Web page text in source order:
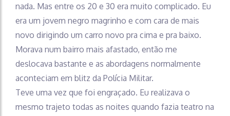
nada. Mas entre os 20 e 30 era muito complicado. Eu
era um jovem negro magrinho e com cara de mais
novo dirigindo um carro novo pra cima e pra baixo.
Morava num bairro mais afastado, então me
deslocava bastante e as abordagens normalmente
aconteciam em blitz da Polícia Militar.
Teve uma vez que foi engraçado. Eu realizava o
mesmo trajeto todas as noites quando fazia teatro na